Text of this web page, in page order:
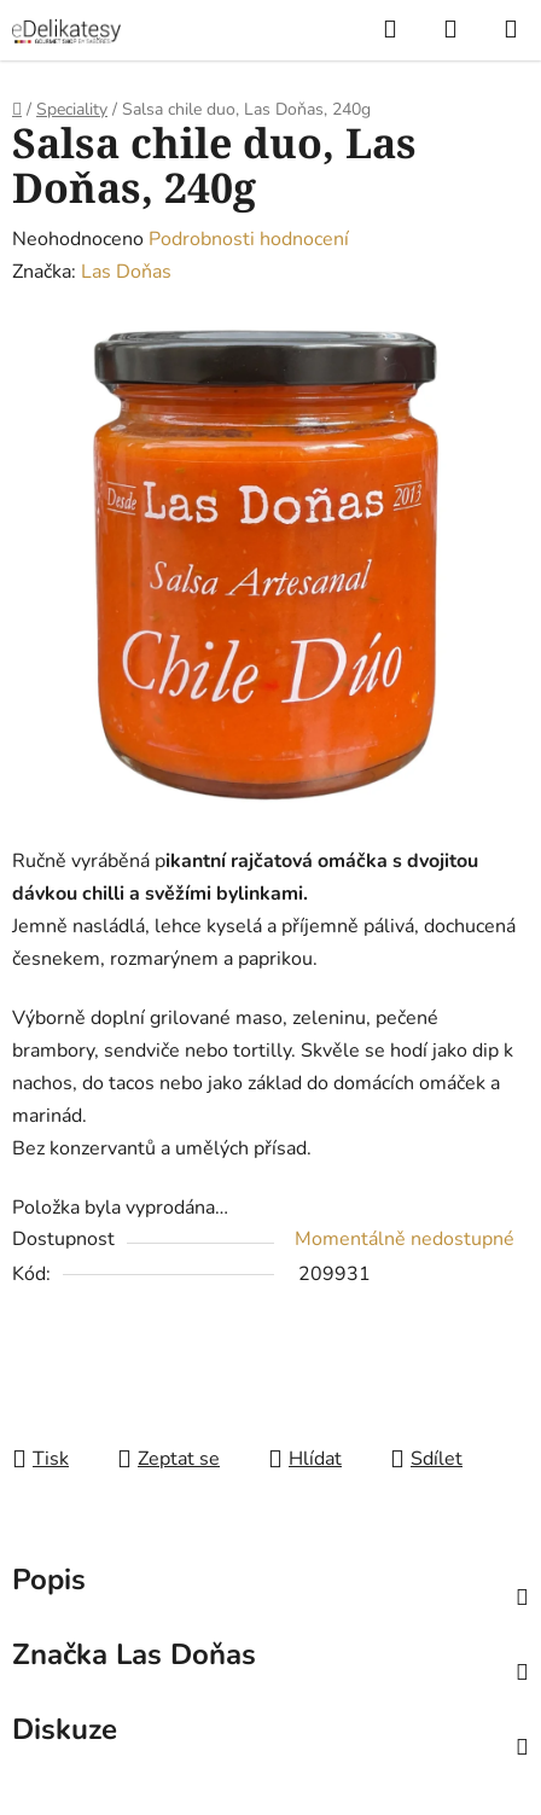
na
obsah
Hledat
KOŠÍK
Domů
/ Speciality / Salsa chile duo, Las Doňas, 240g
Ručně vyráběná pikantní rajčatová omáčka s dvojitou
dávkou chilli a svěžími bylinkami.
Jemně nasládlá, lehce kyselá a příjemně pálivá, dochucená
česnekem, rozmarýnem a paprikou.
Výborně doplní grilované maso, zeleninu, pečené
brambory, sendviče nebo tortilly. Skvěle se hodí jako dip k
nachos, do tacos nebo jako základ do domácích omáček a
marinád.
Bez konzervantů a umělých přísad.
Položka byla vyprodána…
Dostupnost
Momentálně nedostupné
Kód:
209931
Tisk Zeptat se Hlídat Sdílet
Salsa chile duo, Las
Doňas, 240g
Průměrné
hodnocení
hvězdiček.
Neohodnoceno Podrobnosti hodnocení
Značka: Las Doňas
Popis
Značka Las Doňas
Diskuze